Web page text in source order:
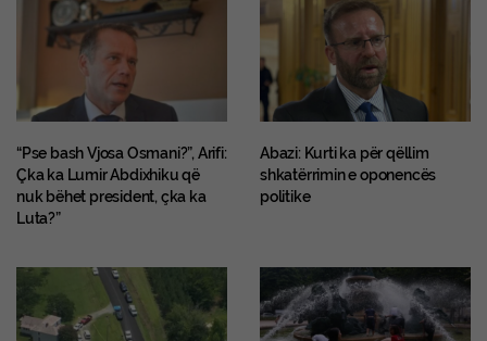
“Pse bash Vjosa Osmani?”, Arifi:
Çka ka Lumir Abdixhiku që
nuk bëhet president, çka ka
Luta?”
Abazi: Kurti ka për qëllim
shkatërrimin e oponencës
politike